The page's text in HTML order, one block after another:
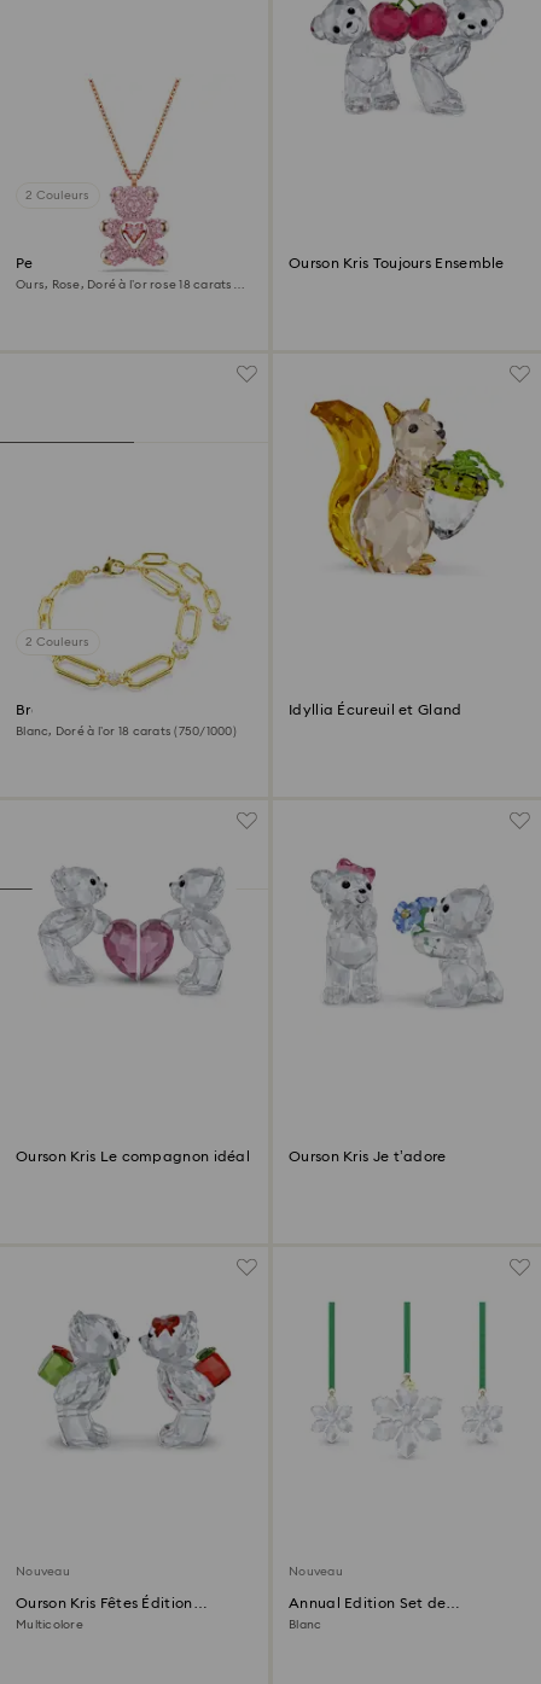
2 Couleurs
Pendentif Teddy
Ours, Rose, Doré à l’or rose 18 carats
Ourson Kris Toujours Ensemble
2 Couleurs
Bracelet Constella
Blanc, Doré à l’or 18 carats (750/1000)
Idyllia Écureuil et Gland
Ourson Kris Le compagnon idéal Ourson Kris Je t’adore
Nouveau
Ourson Kris Fêtes Édition
Annuelle 2026
Multicolore
Nouveau
Annual Edition Set de
Décorations 2026
Blanc